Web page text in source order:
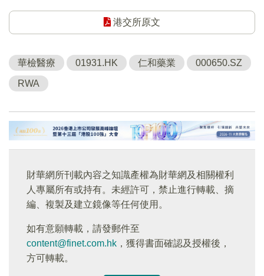
港交所原文
華檢醫療 01931.HK 仁和藥業 000650.SZ
RWA
財華網所刊載內容之知識產權為財華網及相關權利
人專屬所有或持有。未經許可，禁止進行轉載、摘
編、複製及建立鏡像等任何使用。
如有意願轉載，請發郵件至
content@finet.com.hk ，獲得書面確認及授權後，
方可轉載。